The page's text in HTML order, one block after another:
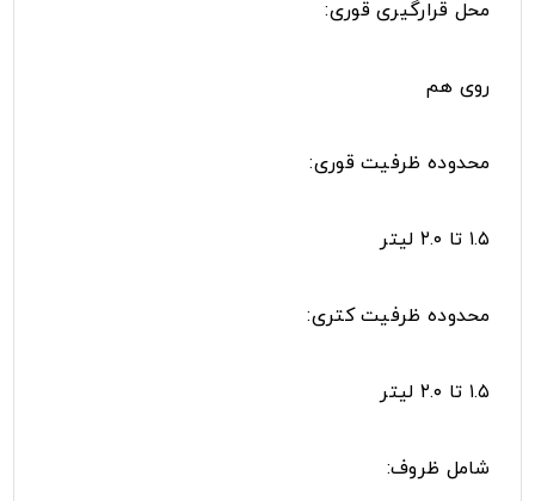
محل قرارگیری قوری:
روی هم
محدوده ظرفیت قوری:
۱.۵ تا ۲.۰ لیتر
محدوده ظرفیت کتری:
۱.۵ تا ۲.۰ لیتر
شامل ظروف: